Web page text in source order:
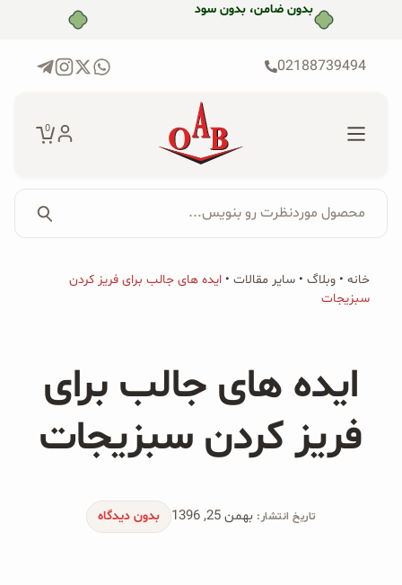
02188739494
0
برای:
جستجو...
پکیج‌ها
محصولات جو دوسر
پودر کیک جو دوسر
محصول موردنظرت رو بنویس...
خانه • وبلاگ • سایر مقالات • ایده های جالب برای فریز کردن
سبزیجات
ایده های جالب برای
فریز کردن سبزیجات
تاریخ انتشار: بهمن 25, 1396 بدون دیدگاه